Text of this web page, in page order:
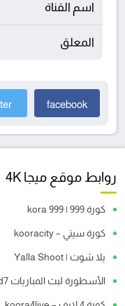
اسم القناة
المعلق
facebook
روابط موقع ميجا 4K
كورة 999 | kora 999
كورة سيتي – kooracity
يلا شوت | Yalla Shoot
الأسطورة لبث المباريات livehd7